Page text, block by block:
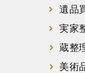
遺品
実家
蔵整
美術